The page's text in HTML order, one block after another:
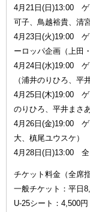
4月21日(日)13:00 ゲ
可子、鳥越裕貴、清
4月23日(火)19:00
ーロッパ企画（上田
4月24日(水)19:00 ゲ
（浦井のりひろ、平
4月25日(木)19:00 ゲ
のりひろ、平井まさ
4月26日(金)19:00
大、槙尾ユウスケ）
4月28日(日)13:00 全
チケット料金（全席
一般チケット：平日
U-25シート：4,500